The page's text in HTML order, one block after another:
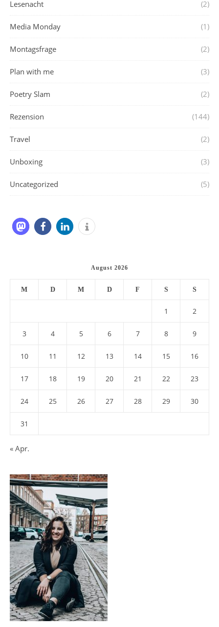
Lesenacht (2)
Media Monday (1)
Montagsfrage (2)
Plan with me (3)
Poetry Slam (2)
Rezension (144)
Travel (2)
Unboxing (3)
Uncategorized (5)
August 2026
M D M D F S S
1 2
3 4 5 6 7 8 9
10 11 12 13 14 15 16
17 18 19 20 21 22 23
24 25 26 27 28 29 30
31
« Apr.